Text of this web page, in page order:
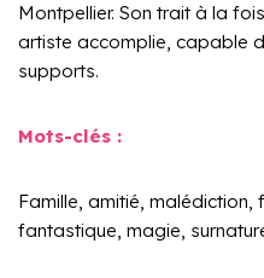
Montpellier. Son trait à la
artiste accomplie, capable
supports.
Mots-clés :
Famille, amitié, malédiction,
fantastique, magie,